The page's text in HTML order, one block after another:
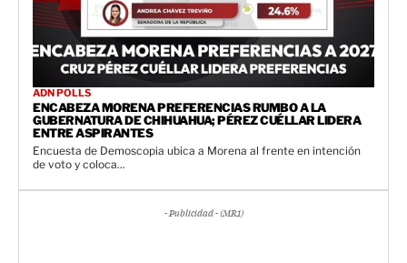
ADN POLLS
ENCABEZA MORENA PREFERENCIAS RUMBO A LA
GUBERNATURA DE CHIHUAHUA; PÉREZ CUÉLLAR LIDERA
ENTRE ASPIRANTES
Encuesta de Demoscopia ubica a Morena al frente en intención
de voto y coloca...
- Publicidad - (MR1)